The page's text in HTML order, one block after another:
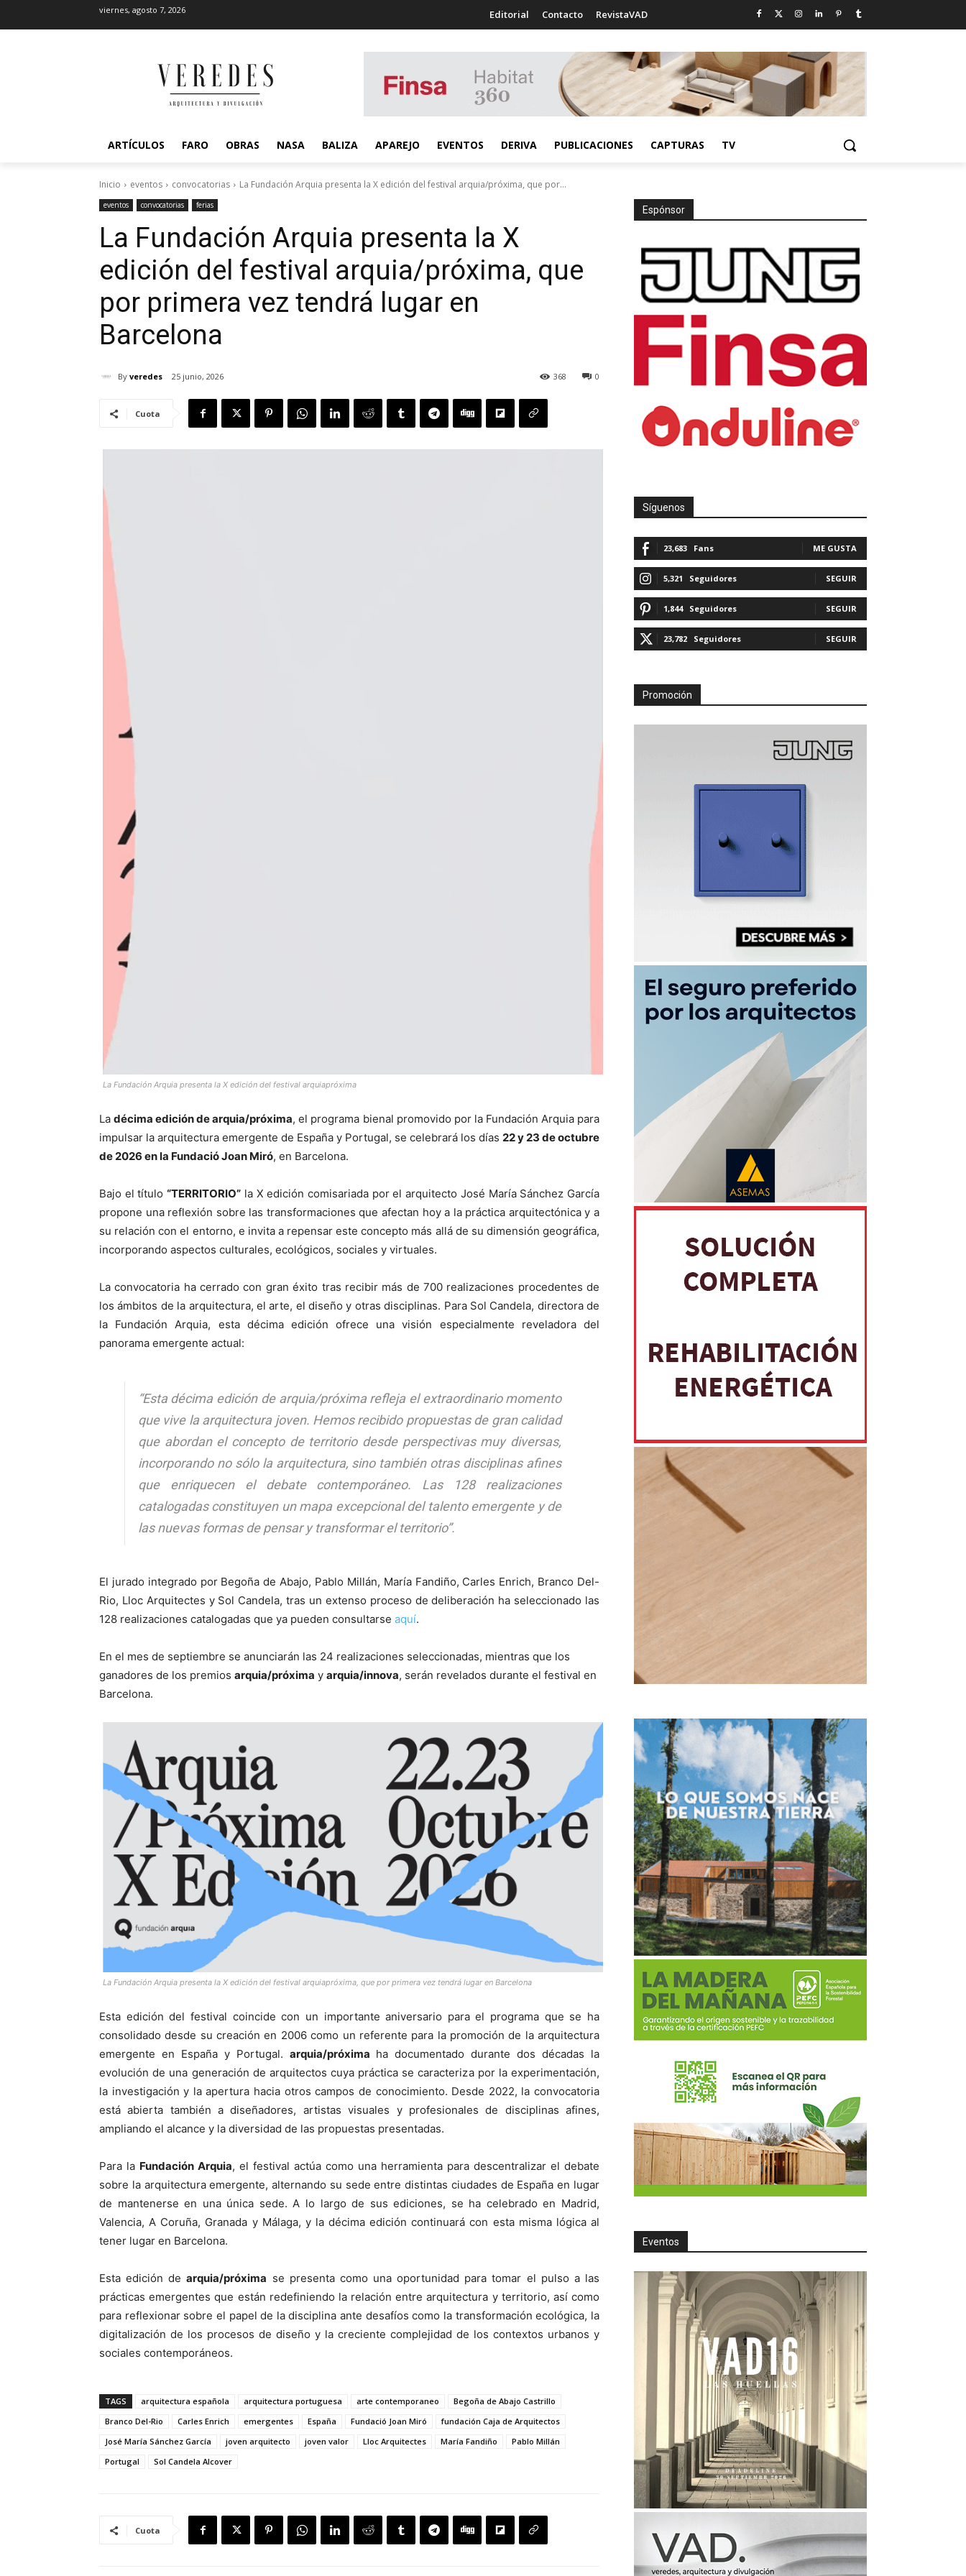
viernes, agosto 7, 2026 Editorial Contacto RevistaVAD
ARTÍCULOS FARO OBRAS NASA BALIZA APAREJO EVENTOS DERIVA PUBLICACIONES CAPTURAS TV
Inicio eventos convocatorias La Fundación Arquia presenta la X edición del festival arquia/próxima, que por...
eventos convocatorias ferias
La Fundación Arquia presenta la X
edición del festival arquia/próxima, que
por primera vez tendrá lugar en
Barcelona
By veredes 25 junio, 2026 0
368
Cuota
La Fundación Arquia presenta la X edición del festival arquiapróxima
Ladécima edición de arquia/próxima, el programa bienal promovido por la Fundación Arquia para
impulsar la arquitectura emergente de España y Portugal, se celebrará los días 22 y 23 de octubre
de 2026 en la Fundació Joan Miró, en Barcelona.
Bajo el título“TERRITORIO” la X edición comisariada por el arquitecto José María Sánchez García
propone una reflexión sobre las transformaciones que afectan hoy a la práctica arquitectónica y a
su relación con el entorno, e invita a repensar este concepto más allá de su dimensión geográfica,
incorporando aspectos culturales, ecológicos, sociales y virtuales.
La convocatoria ha cerrado con gran éxito tras recibir más de 700 realizaciones procedentes de
los ámbitos de la arquitectura, el arte, el diseño y otras disciplinas. Para Sol Candela, directora de
la Fundación Arquia, esta décima edición ofrece una visión especialmente reveladora del
panorama emergente actual:
“Esta décima edición de arquia/próxima refleja el extraordinario momento
que vive la arquitectura joven. Hemos recibido propuestas de gran calidad
que abordan el concepto de territorio desde perspectivas muy diversas,
incorporando no sólo la arquitectura, sino también otras disciplinas afines
que enriquecen el debate contemporáneo. Las 128 realizaciones
catalogadas constituyen un mapa excepcional del talento emergente y de
las nuevas formas de pensar y transformar el territorio”.
El jurado integrado por Begoña de Abajo, Pablo Millán, María Fandiño, Carles Enrich, Branco Del-
Rio, Lloc Arquitectes y Sol Candela, tras un extenso proceso de deliberación ha seleccionado las
128 realizaciones catalogadas que ya pueden consultarse aquí.
En el mes de septiembre se anunciarán las 24 realizaciones seleccionadas, mientras que los
ganadores de los premios arquia/próxima y arquia/innova, serán revelados durante el festival en
Barcelona.
La Fundación Arquia presenta la X edición del festival arquiapróxima, que por primera vez tendrá lugar en Barcelona
Esta edición del festival coincide con un importante aniversario para el programa que se ha
consolidado desde su creación en 2006 como un referente para la promoción de la arquitectura
emergente en España y Portugal. arquia/próxima ha documentado durante dos décadas la
evolución de una generación de arquitectos cuya práctica se caracteriza por la experimentación,
la investigación y la apertura hacia otros campos de conocimiento. Desde 2022, la convocatoria
está abierta también a diseñadores, artistas visuales y profesionales de disciplinas afines,
ampliando el alcance y la diversidad de las propuestas presentadas.
Para la Fundación Arquia, el festival actúa como una herramienta para descentralizar el debate
sobre la arquitectura emergente, alternando su sede entre distintas ciudades de España en lugar
de mantenerse en una única sede. A lo largo de sus ediciones, se ha celebrado en Madrid,
Valencia, A Coruña, Granada y Málaga, y la décima edición continuará con esta misma lógica al
tener lugar en Barcelona.
Esta edición dearquia/próxima se presenta como una oportunidad para tomar el pulso a las
prácticas emergentes que están redefiniendo la relación entre arquitectura y territorio, así como
para reflexionar sobre el papel de la disciplina ante desafíos como la transformación ecológica, la
digitalización de los procesos de diseño y la creciente complejidad de los contextos urbanos y
sociales contemporáneos.
TAGS arquitectura española arquitectura portuguesa arte contemporaneo
Begoña de Abajo Castrillo
Branco Del-Rio
Carles Enrich emergentes España Fundació Joan Miró
fundación Caja de Arquitectos
José María Sánchez García
joven arquitecto joven valor Lloc Arquitectes María Fandiño
Pablo Millán
Portugal
Sol Candela Alcover
Cuota
Espónsor
Síguenos
23,683 Fans ME GUSTA
5,321 Seguidores SEGUIR
1,844 Seguidores SEGUIR
23,782 Seguidores SEGUIR
Promoción
Eventos